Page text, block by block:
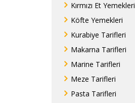
Kırmızı Et Yemekleri
Köfte Yemekleri
Kurabiye Tarifleri
Makarna Tarifleri
Marine Tarifleri
Meze Tarifleri
Pasta Tarifleri